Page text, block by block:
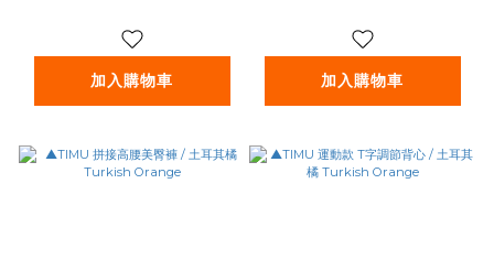
加入購物車 加入購物車